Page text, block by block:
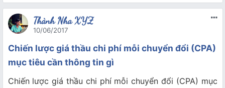
Thành Nha XYZ
10/06/2017
Chiến lược giá thầu chi phí mỗi chuyển đổi (CPA)
mục tiêu cần thông tin gì
Chiến lược giá thầu chi phí mỗi chuyển đổi (CPA) mục